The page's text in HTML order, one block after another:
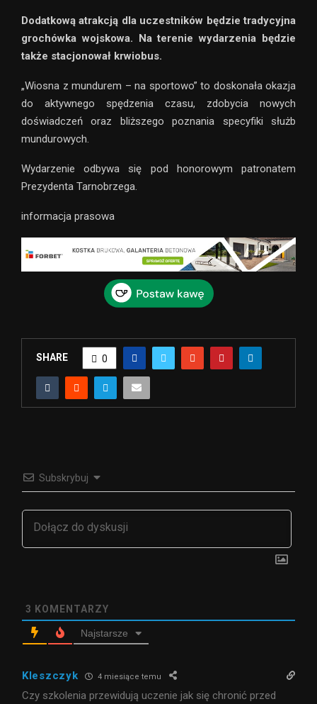
Dodatkową atrakcją dla uczestników będzie tradycyjna
grochówka wojskowa. Na terenie wydarzenia będzie
także stacjonował krwiobus.
„Wiosna z mundurem – na sportowo” to doskonała okazja
do aktywnego spędzenia czasu, zdobycia nowych
doświadczeń oraz bliższego poznania specyfiki służb
mundurowych.
Wydarzenie odbywa się pod honorowym patronatem
Prezydenta Tarnobrzega.
informacja prasowa
SHARE 0
Subskrybuj
3 KOMENTARZY
Najstarsze
Kleszczyk 4 miesiące temu
Czy szkolenia przewidują uczenie jak się chronić przed